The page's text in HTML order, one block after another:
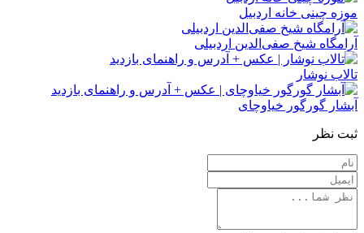
موزه چینی خانه اردبیل
آرامگاه شیخ صفی‌‌الدین اردبیلی
تالاب نوشار
آبشار گورگور خیاوچای
ثبت نظر